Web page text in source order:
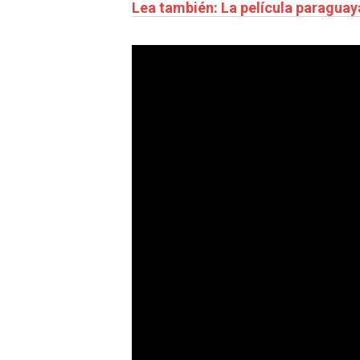
Lea también: La película